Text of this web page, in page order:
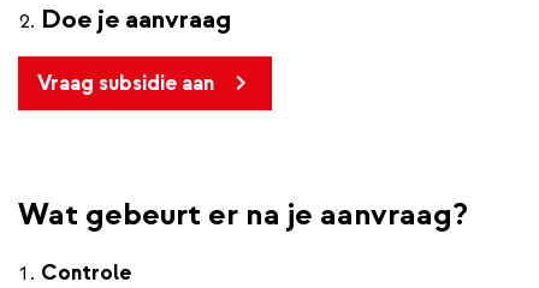
Doe je aanvraag
Vraag subsidie aan
Wat gebeurt er na je aanvraag?
Controle